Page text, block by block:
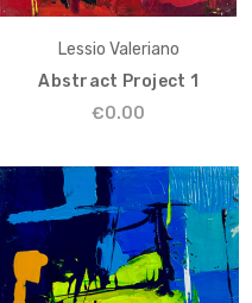
Lessio Valeriano
Abstract Project 1
€0.00